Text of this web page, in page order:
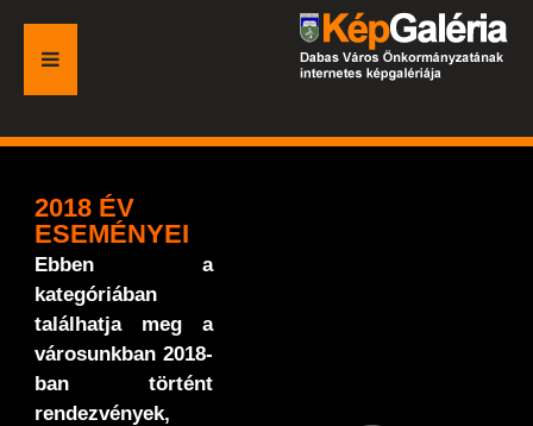
FŐOLDAL
GALÉRIA
ESEMÉNYEK
VÁROSI HONLAP
2018 ÉV
ESEMÉNYEI
Ebben a
kategóriában
találhatja meg a
városunkban 2018-
ban történt
rendezvények,